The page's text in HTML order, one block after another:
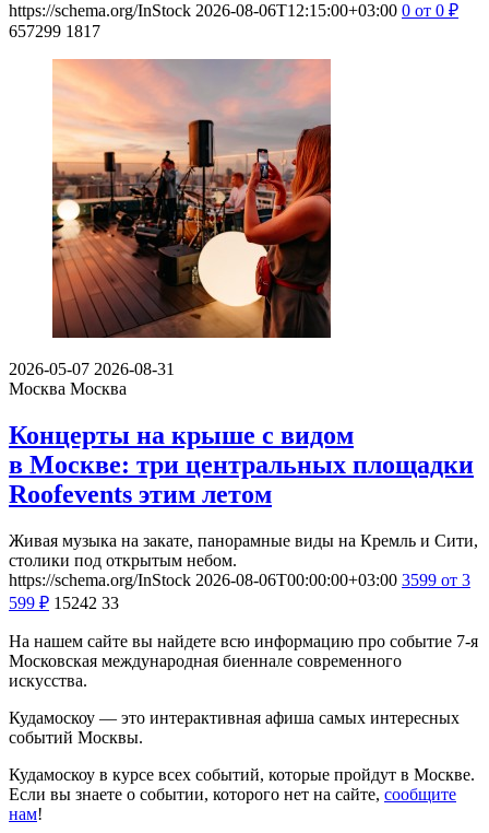
https://schema.org/InStock 2026-08-06T12:15:00+03:00 0 от 0 ₽
657299 1817
2026-05-07 2026-08-31
Москва Москва
Концерты на крыше с видом
в Москве: три центральных площадки
Roofevents этим летом
Живая музыка на закате, панорамные виды на Кремль и Сити,
столики под открытым небом.
https://schema.org/InStock 2026-08-06T00:00:00+03:00 3599 от 3
599 ₽ 15242 33
На нашем сайте вы найдете всю информацию про событие 7-я
Московская международная биеннале современного
искусства.
Кудамоскоу — это интерактивная афиша самых интересных
событий Москвы.
Кудамоскоу в курсе всех событий, которые пройдут в Москве.
Если вы знаете о событии, которого нет на сайте, сообщите
нам!